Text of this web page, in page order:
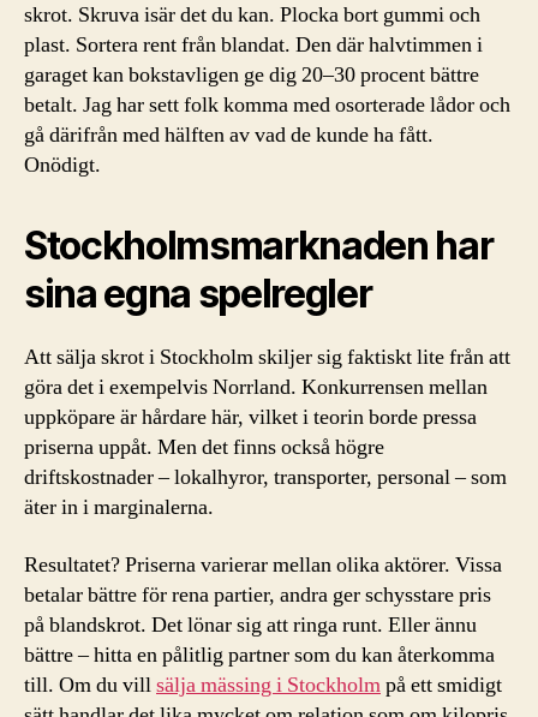
skrot. Skruva isär det du kan. Plocka bort gummi och
plast. Sortera rent från blandat. Den där halvtimmen i
garaget kan bokstavligen ge dig 20–30 procent bättre
betalt. Jag har sett folk komma med osorterade lådor och
gå därifrån med hälften av vad de kunde ha fått.
Onödigt.
Stockholmsmarknaden har
sina egna spelregler
Att sälja skrot i Stockholm skiljer sig faktiskt lite från att
göra det i exempelvis Norrland. Konkurrensen mellan
uppköpare är hårdare här, vilket i teorin borde pressa
priserna uppåt. Men det finns också högre
driftskostnader – lokalhyror, transporter, personal – som
äter in i marginalerna.
Resultatet? Priserna varierar mellan olika aktörer. Vissa
betalar bättre för rena partier, andra ger schysstare pris
på blandskrot. Det lönar sig att ringa runt. Eller ännu
bättre – hitta en pålitlig partner som du kan återkomma
till. Om du villsälja mässing i Stockholmpå ett smidigt